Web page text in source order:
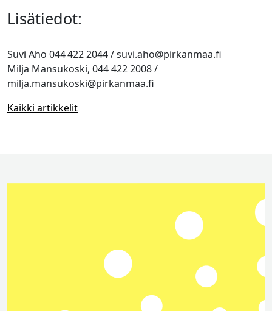
Lisätiedot:
Suvi Aho 044 422 2044 / suvi.aho@pirkanmaa.fi
Milja Mansukoski, 044 422 2008 /
milja.mansukoski@pirkanmaa.fi
Kaikki artikkelit